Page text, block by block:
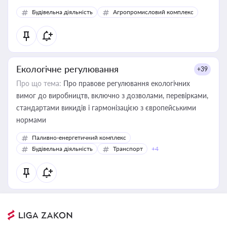
Будівельна діяльність Агропромисловий комплекс
Екологічне регулювання +39
Про що тема: Про правове регулювання екологічних
вимог до виробництв, включно з дозволами, перевірками,
стандартами викидів і гармонізацією з європейськими
нормами
Паливно-енергетичний комплекс
Будівельна діяльність
Транспорт +4